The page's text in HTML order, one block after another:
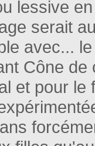
lessive
serait
avec...
Cône
et pour le